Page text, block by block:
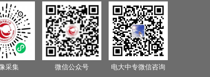
电大中专微信咨询
微信公众号
采集